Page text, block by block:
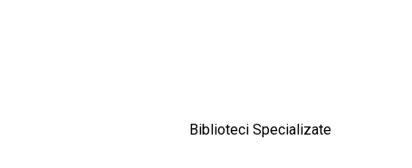
Biblioteci Specializate